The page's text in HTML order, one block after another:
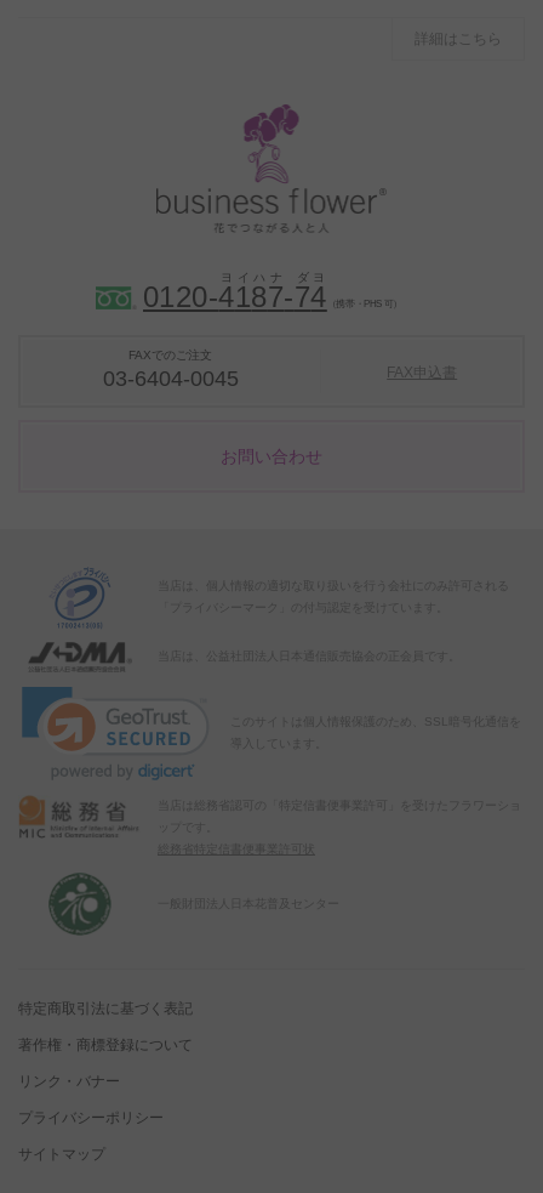
詳細はこちら
0120-4187-74 （携帯・PHS 可）
FAXでのご注文
03-6404-0045 FAX申込書
お問い合わせ
当店は、個人情報の適切な取り扱いを行う会社にのみ許可される
「プライバシーマーク」の付与認定を受けています。
当店は、公益社団法人日本通信販売協会の正会員です。
このサイトは個人情報保護のため、SSL暗号化通信を
導入しています。
当店は総務省認可の「特定信書便事業許可」を受けたフラワーショ
総務省特定信書便事業許可状
特定商取引法に基づく表記
著作権・商標登録について
リンク・バナー
プライバシーポリシー
サイトマップ